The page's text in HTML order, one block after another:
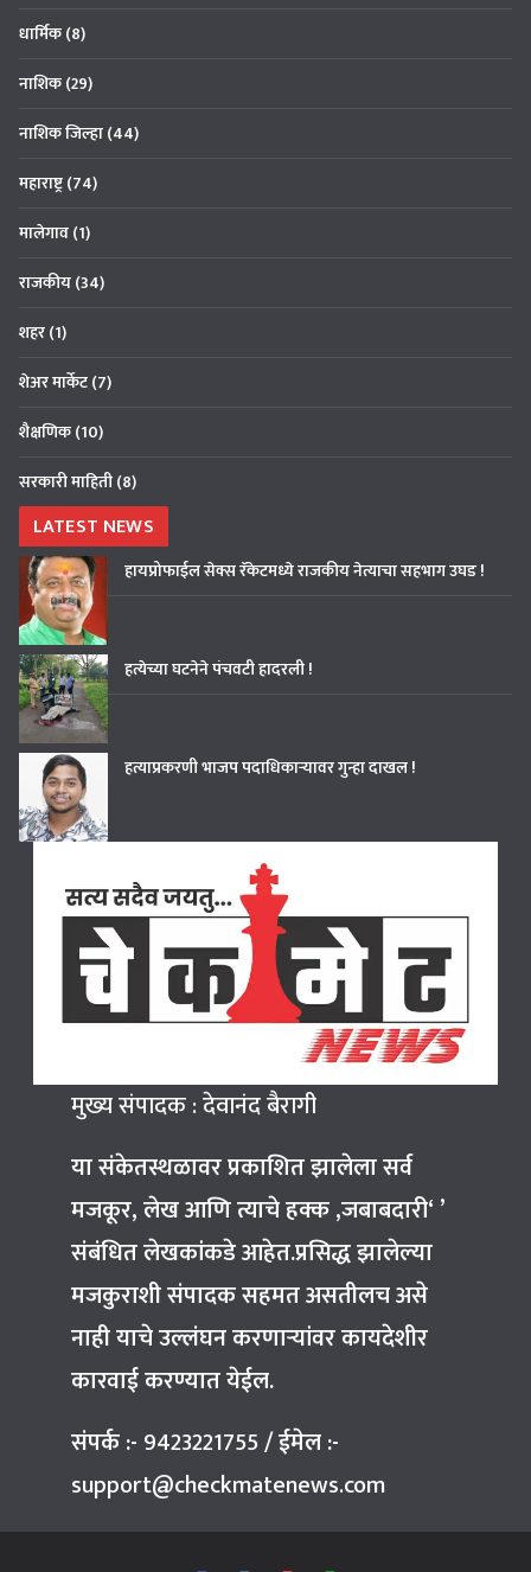
धार्मिक(8)
नाशिक(29)
नाशिक जिल्हा(44)
महाराष्ट्र(74)
मालेगाव(1)
राजकीय(34)
शहर(1)
शेअर मार्केट(7)
शैक्षणिक(10)
सरकारी माहिती(8)
LATEST NEWS
हायप्रोफाईल सेक्स रॅकेटमध्ये राजकीय नेत्याचा सहभाग उघड !
हत्येच्या घटनेने पंचवटी हादरली !
हत्याप्रकरणी भाजप पदाधिकाऱ्यावर गुन्हा दाखल !
मुख्य संपादक : देवानंद बैरागी
या संकेतस्थळावर प्रकाशित झालेला सर्व
मजकूर, लेख आणि त्याचे हक्क ,जबाबदारी‘ ’
संबंधित लेखकांकडे आहेत.प्रसिद्ध झालेल्या
मजकुराशी संपादक सहमत असतीलच असे
नाही याचे उल्लंघन करणाऱ्यांवर कायदेशीर
कारवाई करण्यात येईल.
संपर्क :- 9423221755/ईमेल :-
support@checkmatenews.com